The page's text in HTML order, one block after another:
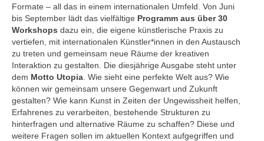
Formate – all das in einem internationalen Umfeld. Von Juni
bis September lädt das vielfältige Programm aus über 30
Workshops dazu ein, die eigene künstlerische Praxis zu
vertiefen, mit internationalen Künstler*innen in den Austausch
zu treten und gemeinsam neue Räume der kreativen
Interaktion zu gestalten. Die diesjährige Ausgabe steht unter
dem Motto Utopia . Wie sieht eine perfekte Welt aus? Wie
können wir gemeinsam unsere Gegenwart und Zukunft
gestalten? Wie kann Kunst in Zeiten der Ungewissheit helfen,
Erfahrenes zu verarbeiten, bestehende Strukturen zu
hinterfragen und alternative Räume zu schaffen? Diese und
weitere Fragen sollen im aktuellen Kontext aufgegriffen und